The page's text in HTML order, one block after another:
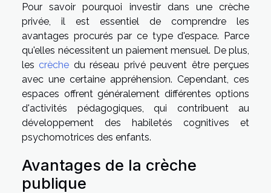
Pour savoir pourquoi investir dans une crèche
privée, il est essentiel de comprendre les
avantages procurés par ce type d'espace. Parce
qu'elles nécessitent un paiement mensuel. De plus,
les crèche du réseau privé peuvent être perçues
avec une certaine appréhension. Cependant, ces
espaces offrent généralement différentes options
d'activités pédagogiques, qui contribuent au
développement des habiletés cognitives et
psychomotrices des enfants.
Avantages de la crèche
publique